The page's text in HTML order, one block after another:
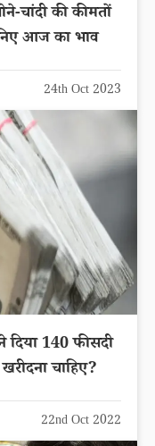
चांदी की कीमतों
आज का भाव
24th Oct 2023
140 फीसदी
चाहिए?
22nd Oct 2022